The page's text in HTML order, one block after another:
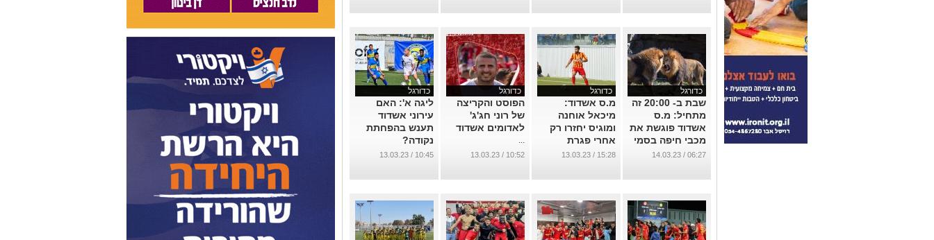
כדורגל
שבת ב- 20:00 זה
מתחיל: מ.ס
אשדוד פוגשת את
מכבי חיפה בסמי
עופר
06:27 / 14.03.23
כדורגל
מ.ס אשדוד:
מיכאל אוחנה
ומוגיס יחזרו רק
אחרי פגרת
הנבחרת
15:28 / 13.03.23
כדורגל
הפוסט והקריצה
של רוני חג'ג'
לאדומים אשדוד
...
10:52 / 13.03.23
כדורגל
ליגה א': האם
עירוני אשדוד
תענש בהפחתת
נקודה?
...
10:45 / 13.03.23